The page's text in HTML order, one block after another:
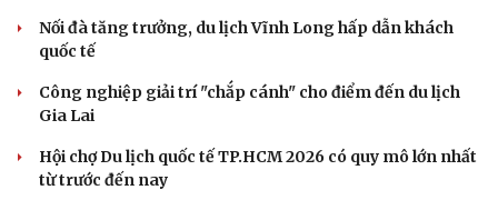
Du lịch
Săn Tour
check-in
Đọc truyện đêm khuya
Nối đà tăng trưởng, du lịch Vĩnh Long hấp dẫn khách
quốc tế
Công nghiệp giải trí "chắp cánh" cho điểm đến du lịch
Gia Lai
Hội chợ Du lịch quốc tế TP.HCM 2026 có quy mô lớn nhất
từ trước đến nay